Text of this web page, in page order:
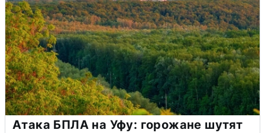
Атака БПЛА на Уфу: горожане шутят